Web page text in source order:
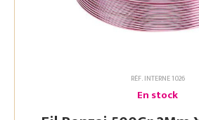
RÉF. INTERNE 1026
En stock